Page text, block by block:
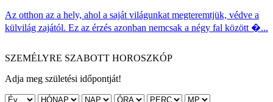
Az otthon az a hely, ahol a saját világunkat megteremtjük, védve a
külvilág zajától. Ez az érzés azonban nemcsak a négy fal között �...
SZEMÉLYRE SZABOTT HOROSZKÓP
Adja meg születési időpontját!